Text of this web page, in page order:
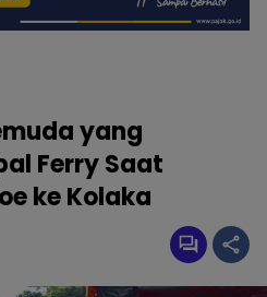
yang
Ferry Saat
ke Kolaka